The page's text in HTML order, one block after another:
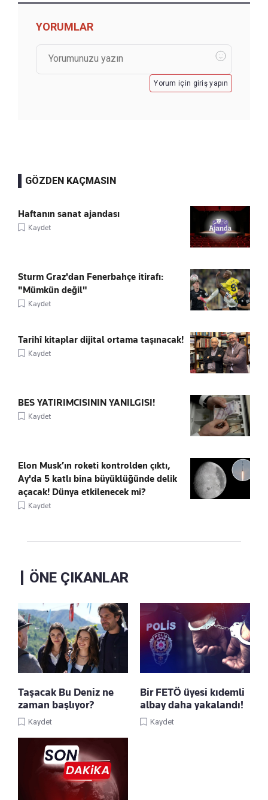
YORUMLAR
Yorum için giriş yapın
GÖZDEN KAÇMASIN
Haftanın sanat ajandası
Kaydet
Sturm Graz'dan Fenerbahçe itirafı:
"Mümkün değil"
Kaydet
Tarihî kitaplar dijital ortama taşınacak!
Kaydet
BES YATIRIMCISININ YANILGISI!
Kaydet
Elon Musk’ın roketi kontrolden çıktı,
Ay'da 5 katlı bina büyüklüğünde delik
açacak! Dünya etkilenecek mi?
Kaydet
ÖNE ÇIKANLAR
Taşacak Bu Deniz ne
zaman başlıyor?
Kaydet
Bir FETÖ üyesi kıdemli
albay daha yakalandı!
Kaydet